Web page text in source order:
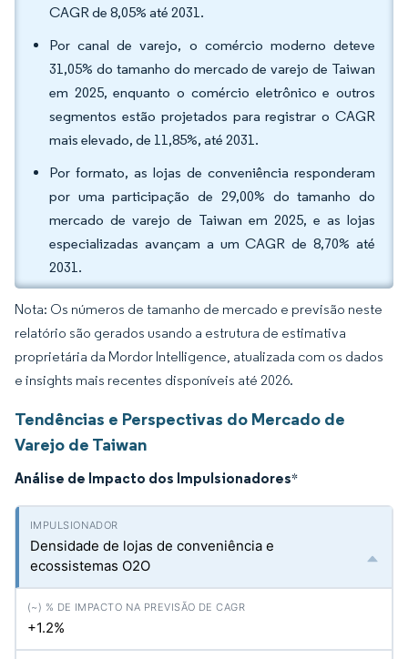
CAGR de 8,05% até 2031.
Por canal de varejo, o comércio moderno deteve
31,05% do tamanho do mercado de varejo de Taiwan
em 2025, enquanto o comércio eletrônico e outros
segmentos estão projetados para registrar o CAGR
mais elevado, de 11,85%, até 2031.
Por formato, as lojas de conveniência responderam
por uma participação de 29,00% do tamanho do
mercado de varejo de Taiwan em 2025, e as lojas
especializadas avançam a um CAGR de 8,70% até
2031.
Nota: Os números de tamanho de mercado e previsão neste
relatório são gerados usando a estrutura de estimativa
proprietária da Mordor Intelligence, atualizada com os dados
e insights mais recentes disponíveis até 2026.
Tendências e Perspectivas do Mercado de
Varejo de Taiwan
Análise de Impacto dos Impulsionadores*
Densidade de lojas de conveniência e
ecossistemas O2O
+1.2%